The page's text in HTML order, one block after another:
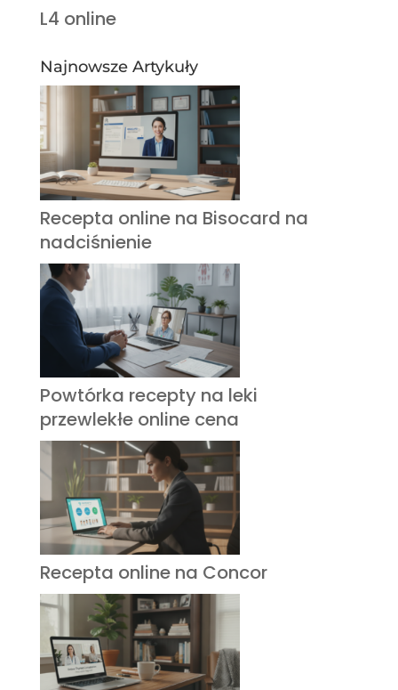
L4 online
Najnowsze Artykuły
Recepta online na Bisocard na
nadciśnienie
Powtórka recepty na leki
przewlekłe online cena
Recepta online na Concor